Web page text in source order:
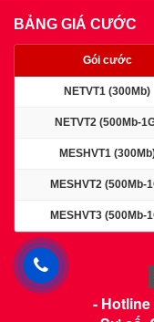
BẢNG GIÁ CƯỚC
Gói cước
NETVT1 (300Mb)
NETVT2 (500Mb-
MESHVT1
MESHVT2 (500Mb-
MESHVT3 (500Mb-
- Hotline